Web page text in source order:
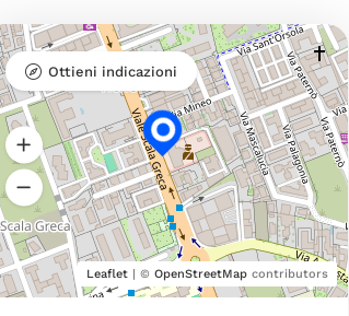
Leaflet| © OpenStreetMapcontributors
Ottieni indicazioni